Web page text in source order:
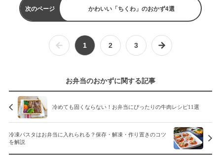
次のページ かわいい「ちくわ」のおかず4選
1 2 3
お弁当のおかずに関する記事
冷めても固くならない！お弁当にぴったりの牛肉レシピ11選
冷凍パスタはお弁当に入れられる？保存・解凍・作り置きのコツ
を解説